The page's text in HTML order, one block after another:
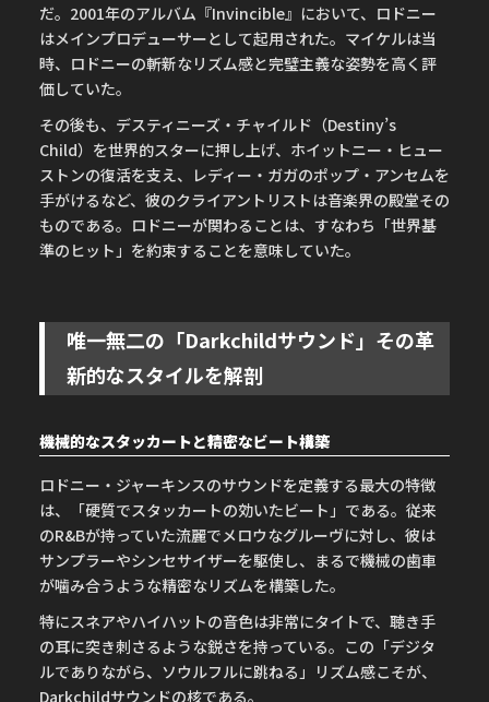
だ。2001年のアルバム『Invincible』において、ロドニー
はメインプロデューサーとして起用された。マイケルは当
時、ロドニーの斬新なリズム感と完璧主義な姿勢を高く評
価していた。
その後も、デスティニーズ・チャイルド（Destiny’s
Child）を世界的スターに押し上げ、ホイットニー・ヒュー
ストンの復活を支え、レディー・ガガのポップ・アンセムを
手がけるなど、彼のクライアントリストは音楽界の殿堂その
ものである。ロドニーが関わることは、すなわち「世界基
準のヒット」を約束することを意味していた。
唯一無二の「Darkchildサウンド」その革
新的なスタイルを解剖
機械的なスタッカートと精密なビート構築
ロドニー・ジャーキンスのサウンドを定義する最大の特徴
は、「硬質でスタッカートの効いたビート」である。従来
のR&Bが持っていた流麗でメロウなグルーヴに対し、彼は
サンプラーやシンセサイザーを駆使し、まるで機械の歯車
が噛み合うような精密なリズムを構築した。
特にスネアやハイハットの音色は非常にタイトで、聴き手
の耳に突き刺さるような鋭さを持っている。この「デジタ
ルでありながら、ソウルフルに跳ねる」リズム感こそが、
Darkchildサウンドの核である。